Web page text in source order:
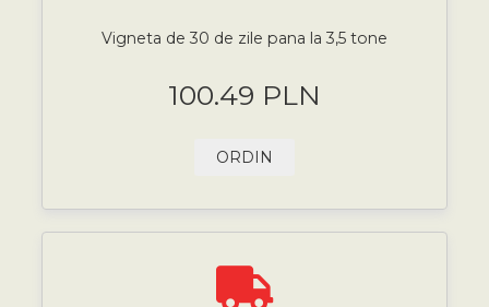
Vigneta de 30 de zile pana la 3,5 tone
100.49 PLN
ORDIN